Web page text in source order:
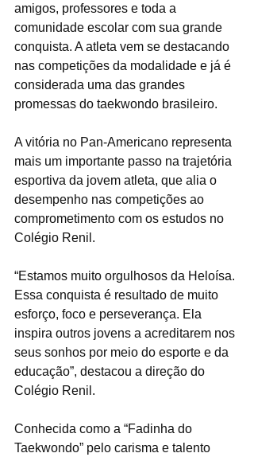
amigos, professores e toda a
comunidade escolar com sua grande
conquista. A atleta vem se destacando
nas competições da modalidade e já é
considerada uma das grandes
promessas do taekwondo brasileiro.
A vitória no Pan-Americano representa
mais um importante passo na trajetória
esportiva da jovem atleta, que alia o
desempenho nas competições ao
comprometimento com os estudos no
Colégio Renil.
“Estamos muito orgulhosos da Heloísa.
Essa conquista é resultado de muito
esforço, foco e perseverança. Ela
inspira outros jovens a acreditarem nos
seus sonhos por meio do esporte e da
educação”, destacou a direção do
Colégio Renil.
Conhecida como a “Fadinha do
Taekwondo” pelo carisma e talento